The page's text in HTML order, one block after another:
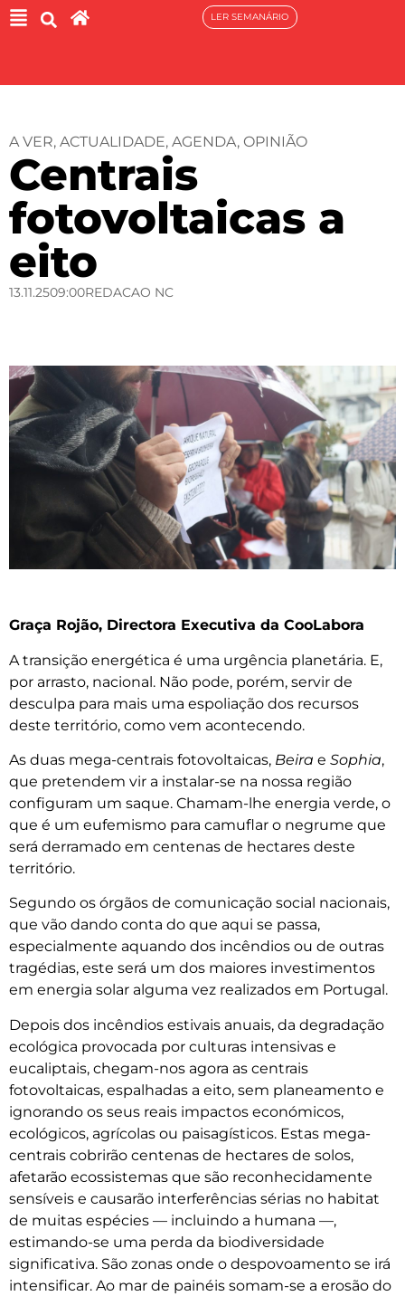
LER SEMANÁRIO
A VER, ACTUALIDADE, AGENDA, OPINIÃO
Centrais
fotovoltaicas a
eito
13.11.2509:00REDACAO NC
Graça Rojão, Directora Executiva da CooLabora
A transição energética é uma urgência planetária. E,
por arrasto, nacional. Não pode, porém, servir de
desculpa para mais uma espoliação dos recursos
deste território, como vem acontecendo.
As duas mega-centrais fotovoltaicas, Beira e Sophia,
que pretendem vir a instalar-se na nossa região
configuram um saque. Chamam-lhe energia verde, o
que é um eufemismo para camuflar o negrume que
será derramado em centenas de hectares deste
território.
Segundo os órgãos de comunicação social nacionais,
que vão dando conta do que aqui se passa,
especialmente aquando dos incêndios ou de outras
tragédias, este será um dos maiores investimentos
em energia solar alguma vez realizados em Portugal.
Depois dos incêndios estivais anuais, da degradação
ecológica provocada por culturas intensivas e
eucaliptais, chegam-nos agora as centrais
fotovoltaicas, espalhadas a eito, sem planeamento e
ignorando os seus reais impactos económicos,
ecológicos, agrícolas ou paisagísticos. Estas mega-
centrais cobrirão centenas de hectares de solos,
afetarão ecossistemas que são reconhecidamente
sensíveis e causarão interferências sérias no habitat
de muitas espécies — incluindo a humana —,
estimando-se uma perda da biodiversidade
significativa. São zonas onde o despovoamento se irá
intensificar. Ao mar de painéis somam-se a erosão do